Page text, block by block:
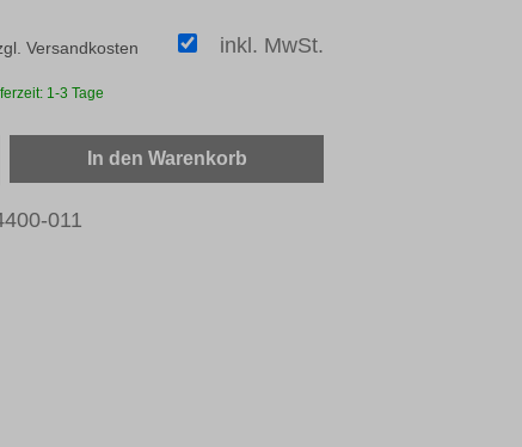
inkl. MwSt.
Versandkosten
1-3 Tage
Gib den gewünschten Wert ein
In den Warenkorb
011